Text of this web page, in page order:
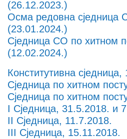
(26.12.2023.)
Осма редовна сједница
(23.01.2024.)
Сједница СО по хитном
(12.02.2024.)
Конститутивна сједница,
Сједница по хитном
Сједница по хитном
I Сједница, 31.5.2018. и
II Сједница, 11.7.2018.
III Сједница, 15.11.2018.